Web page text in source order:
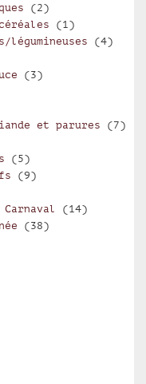
(2)
(1)
légumineuses (4)
(3)
et parures (7)
(5)
(9)
(14)
(38)